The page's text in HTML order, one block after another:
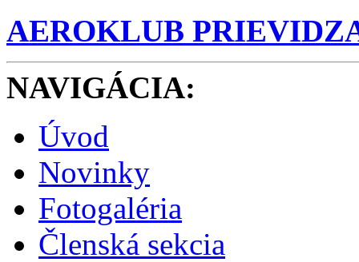
AEROKLUB
NAVIGÁCIA:
Úvod
Novinky
Fotogaléria
Členská sekcia